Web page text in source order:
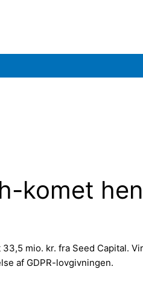
komet
mio. kr. fra Seed Capital.
af GDPR-lovgivningen.